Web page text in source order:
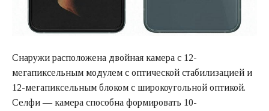
Снаружи расположена двойная камера с 12-
мегапиксельным модулем с оптической стабилизацией и
12-мегапиксельным блоком с широкоугольной оптикой.
Селфи — камера способна формировать 10-